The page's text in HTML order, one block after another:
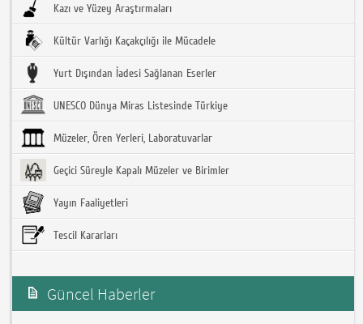
Kazı ve Yüzey Araştırmaları
Kültür Varlığı Kaçakçılığı ile Mücadele
Yurt Dışından İadesi Sağlanan Eserler
UNESCO Dünya Miras Listesinde Türkiye
Müzeler, Ören Yerleri, Laboratuvarlar
Geçici Süreyle Kapalı Müzeler ve Birimler
Yayın Faaliyetleri
Tescil Kararları
Güncel Haberler